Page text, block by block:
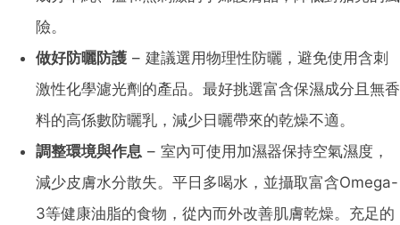
險。
做好防曬防護 – 建議選用物理性防曬，避免使用含刺
激性化學濾光劑的產品。最好挑選富含保濕成分且無香
料的高係數防曬乳，減少日曬帶來的乾燥不適。
調整環境與作息 – 室內可使用加濕器保持空氣濕度，
減少皮膚水分散失。平日多喝水，並攝取富含Omega-
3等健康油脂的食物，從內而外改善肌膚乾燥​。充足的